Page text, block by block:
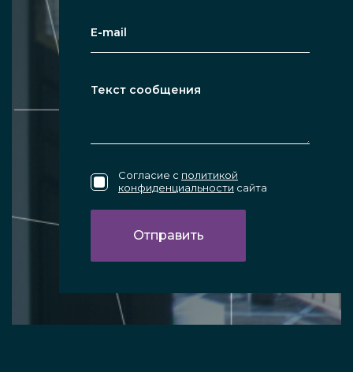
Согласие с политикой
конфиденциальности сайта